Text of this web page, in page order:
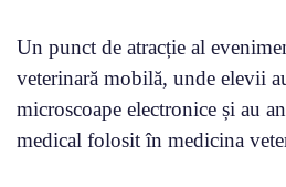
Un punct de atracție al
veterinară mobilă, unde elevii
microscoape electronice și au
medical folosit în medicina